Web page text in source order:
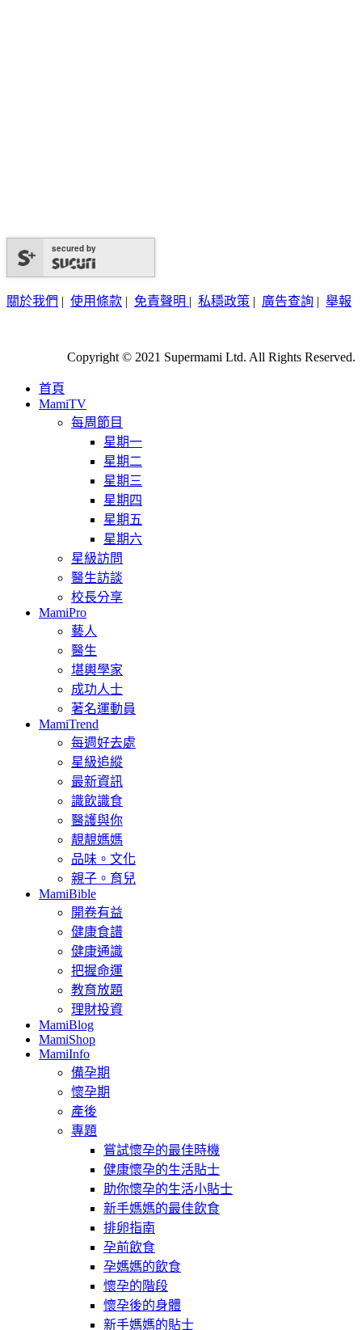
secured by
關於我們 | 使用條款 | 免責聲明 | 私穩政策 | 廣告查詢 | 舉報
Copyright © 2021 Supermami Ltd. All Rights Reserved.
首頁
MamiTV
每周節目
星期一
星期二
星期三
星期四
星期五
星期六
星級訪問
醫生訪談
校長分享
MamiPro
藝人
醫生
堪輿學家
成功人士
著名運動員
MamiTrend
每週好去處
星級追縱
最新資訊
識飲識食
醫護與你
靚靚媽媽
品味。文化
親子。育兒
MamiBible
開卷有益
健康食譜
健康通識
把握命運
教育放題
理財投資
MamiBlog
MamiShop
MamiInfo
備孕期
懷孕期
產後
專題
嘗試懷孕的最佳時機
健康懷孕的生活貼士
助你懷孕的生活小貼士
新手媽媽的最佳飲食
排卵指南
孕前飲食
孕媽媽的飲食
懷孕的階段
懷孕後的身體
新手媽媽的貼士